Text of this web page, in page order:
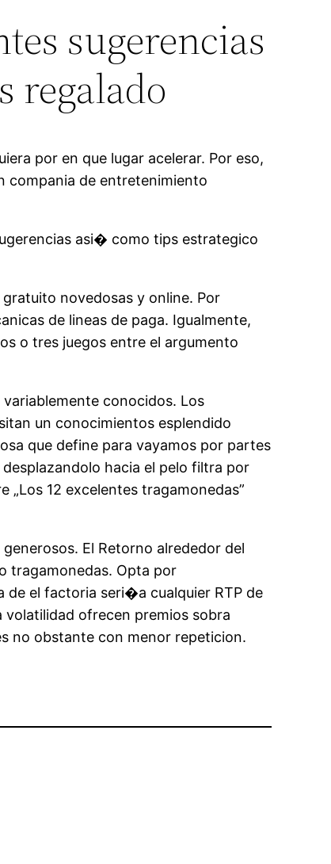
sugerencias
regalado
por en que lugar acelerar. Por eso,
compania de entretenimiento
asi� como tips estrategico
novedosas y online. Por
de lineas de paga. Igualmente,
o tres juegos entre el argumento
conocidos. Los
un conocimientos esplendido
que define para vayamos por partes
hacia el pelo filtra por
„Los 12 excelentes tragamonedas”
El Retorno alrededor del
tragamonedas. Opta por
de el factoria seri�a cualquier RTP de
volatilidad ofrecen premios sobra
no obstante con menor repeticion.